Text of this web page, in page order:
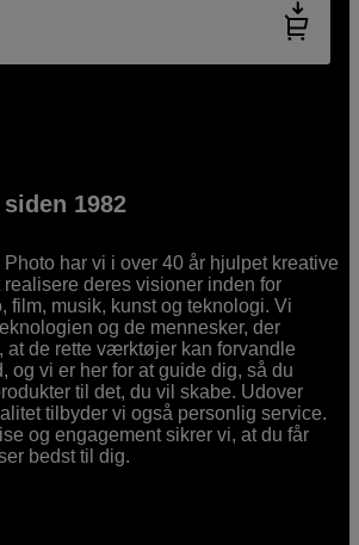
1982
har vi i over 40 år hjulpet kreative
realisere deres visioner inden for
film, musik, kunst og teknologi. Vi
og de mennesker, der
at de rette værktøjer kan forvandle
og vi er her for at guide dig, så du
til det, du vil skabe. Udover
tilbyder vi også personlig service.
og engagement sikrer vi, at du får
bedst til dig.